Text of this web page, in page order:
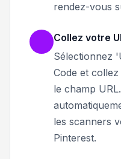
rendez-vous
Collez votre
Sélectionnez
Code et
le champ
les scanners
Pinterest.